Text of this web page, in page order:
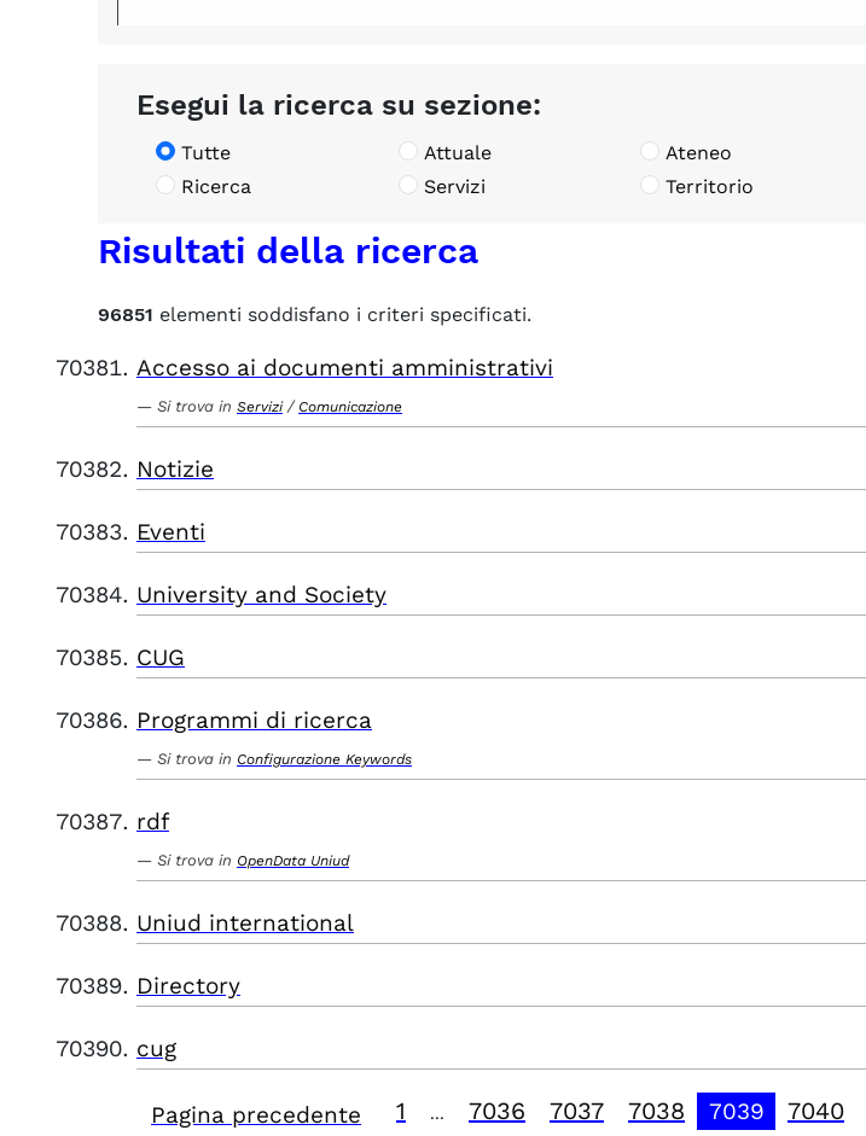
Esegui la ricerca su sezione:
Tutte Attuale Ateneo
Ricerca
Servizi Territorio
Risultati della ricerca
96851 elementi soddisfano i criteri specificati.
Accesso ai documenti amministrativi
Si trova in Servizi / Comunicazione
Notizie
Eventi
University and Society
CUG
Programmi di ricerca
Si trova in Configurazione Keywords
rdf
Si trova in OpenData Uniud
Uniud international
Directory
cug
Pagina precedente 1 7036 7037 7038 7039 7040